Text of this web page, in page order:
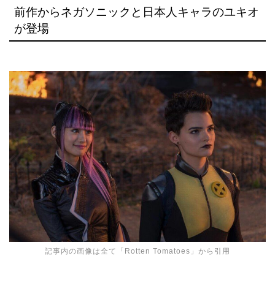
前作からネガソニックと日本人キャラのユキオ
が登場
記事内の画像は全て「 Rotten Tomatoes 」から引用